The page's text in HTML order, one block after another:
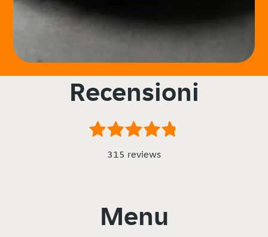
Recensioni
315 reviews
Menu